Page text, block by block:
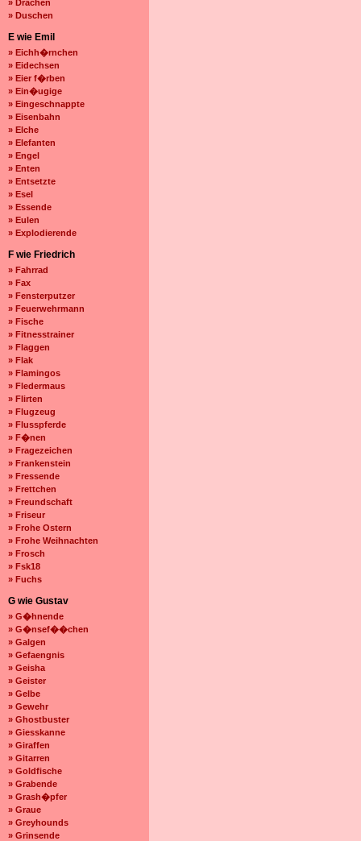
» Drachen
» Duschen
E wie Emil
» Eichh�rnchen
» Eidechsen
» Eier f�rben
» Ein�ugige
» Eingeschnappte
» Eisenbahn
» Elche
» Elefanten
» Engel
» Enten
» Entsetzte
» Esel
» Essende
» Eulen
» Explodierende
F wie Friedrich
» Fahrrad
» Fax
» Fensterputzer
» Feuerwehrmann
» Fische
» Fitnesstrainer
» Flaggen
» Flak
» Flamingos
» Fledermaus
» Flirten
» Flugzeug
» Flusspferde
» F�nen
» Fragezeichen
» Frankenstein
» Fressende
» Frettchen
» Freundschaft
» Friseur
» Frohe Ostern
» Frohe Weihnachten
» Frosch
» Fsk18
» Fuchs
G wie Gustav
» G�hnende
» G�nsef��chen
» Galgen
» Gefaengnis
» Geisha
» Geister
» Gelbe
» Gewehr
» Ghostbuster
» Giesskanne
» Giraffen
» Gitarren
» Goldfische
» Grabende
» Grash�pfer
» Graue
» Greyhounds
» Grinsende